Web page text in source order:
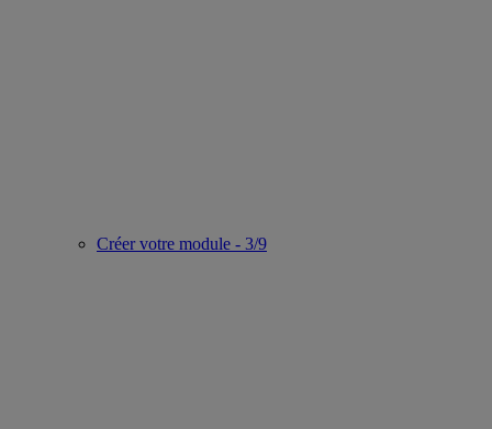
Créer votre module - 3/9